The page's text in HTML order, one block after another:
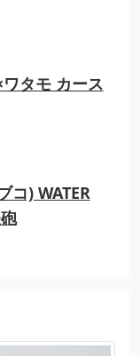
タモ カース
コ) WATER